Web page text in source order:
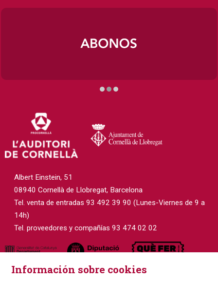
Albert Einstein, 51
08940 Cornellà de Llobregat, Barcelona
Tel. venta de entradas 93 492 39 90 (Lunes-Viernes de 9 a
14h)
Tel. proveedores y compañías 93 474 02 02
Información sobre cookies